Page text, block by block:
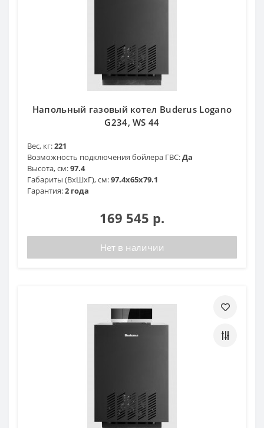
Напольный газовый котел Buderus Logano
G234, WS 44
Вес, кг:221
Возможность подключения бойлера ГВС:Да
Высота, см:97.4
Габариты (ВхШхГ), см:97.4х65х79.1
Гарантия:2 года
169 545 р.
Нет в наличии